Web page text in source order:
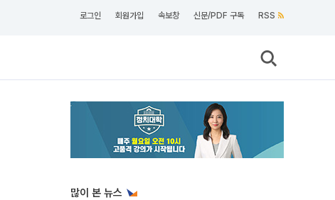
로그인 회원가입 속보창 신문/PDF 구독 RSS
많이 본 뉴스